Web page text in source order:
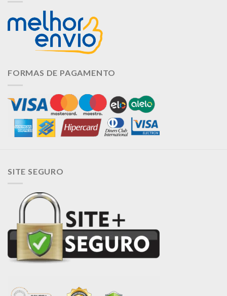
FORMAS DE PAGAMENTO
SITE SEGURO